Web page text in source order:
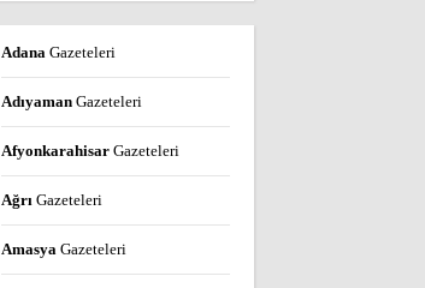
Adana Gazeteleri
Adıyaman Gazeteleri
Afyonkarahisar Gazeteleri
Ağrı Gazeteleri
Amasya Gazeteleri